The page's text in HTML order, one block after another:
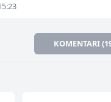
KOMENTARI